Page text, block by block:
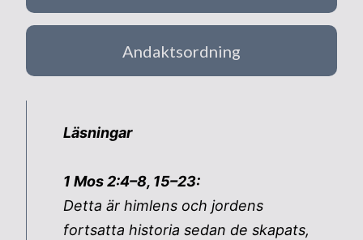
Andaktsordning
Läsningar
1 Mos 2:4–8, 15–23:
Detta är himlens och jordens
fortsatta historia sedan de skapats,